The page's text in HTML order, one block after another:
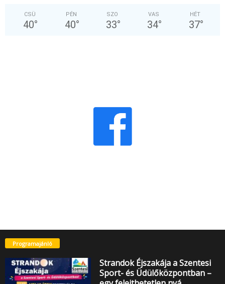
CSÜ
40°
PÉN
40°
SZO
33°
VAS
34°
HÉT
37°
Programajánló
Strandok Éjszakája a Szentesi
Sport- és Üdülőközpontban –